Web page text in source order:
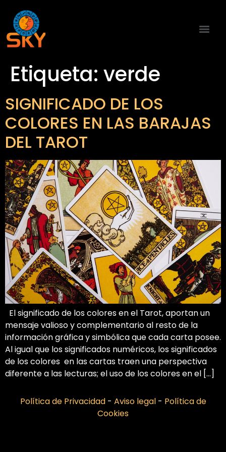
Etiqueta: verde
SIGNIFICADO DE LOS
COLORES EN LAS BARAJAS
DEL TAROT
El significado de los colores en el Tarot, aportan un
mensaje valioso y complementario al resto de la
información gráfica y simbólica que cada carta posee.
Al igual que los significados numéricos, los significados
de los colores en las cartas traen una perspectiva
diferente a las lecturas; el uso de los colores en el […]
Política de Privacidad - Aviso legal - Política de
Cookies